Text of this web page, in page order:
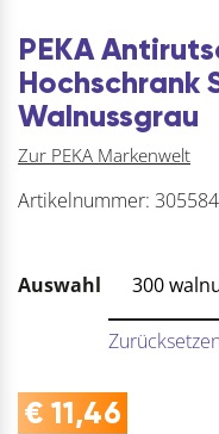
PEKA
Hochschrank
Walnussgrau
Zur PEKA Markenwelt
Artikelnummer: 305584
Auswahl
Zurücksetzen
€ 11,46